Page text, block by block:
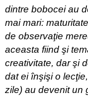
dintre bobocei au
mai mari:
de observaţie
aceasta fiind şi
creativitate, dar şi
dat ei înşişi o
zile) au devenit un